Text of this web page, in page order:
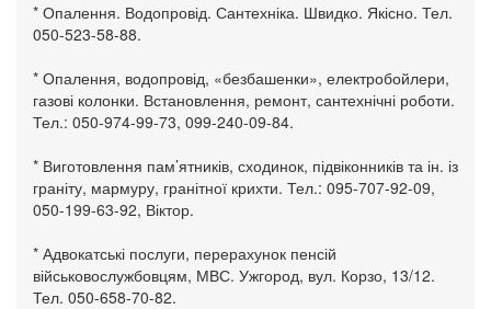
* Опалення. Водопровід. Сантехніка. Швидко. Якісно. Тел.
050-523-58-88.
* Опалення, водопровід, «безбашенки», електробойлери,
газові колонки. Встановлення, ремонт, сантехнічні роботи.
Тел.: 050-974-99-73, 099-240-09-84.
* Виготовлення пам’ятників, сходинок, підвіконників та ін. із
граніту, мармуру, гранітної крихти. Тел.: 095-707-92-09,
050-199-63-92, Віктор.
* Адвокатські послуги, перерахунок пенсій
військовослужбовцям, МВС. Ужгород, вул. Корзо, 13/12.
Тел. 050-658-70-82.